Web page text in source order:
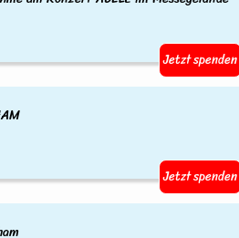
Jetzt spenden
Jetzt spenden